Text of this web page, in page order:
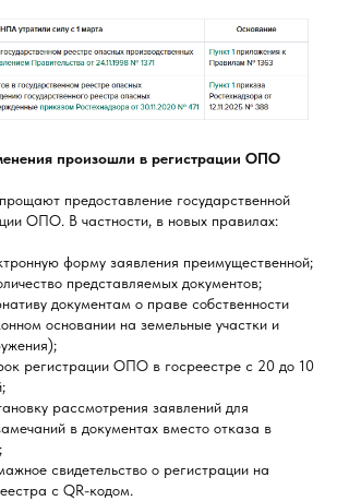
произошли в регистрации ОПО
предоставление государственной
ОПО. В частности, в новых правилах:
форму заявления преимущественной;
представляемых документов;
документам о праве собственности
основании на земельные участки и
регистрации ОПО в госреестре с 20 до 10
рассмотрения заявлений для
в документах вместо отказа в
свидетельство о регистрации на
с QR-кодом.